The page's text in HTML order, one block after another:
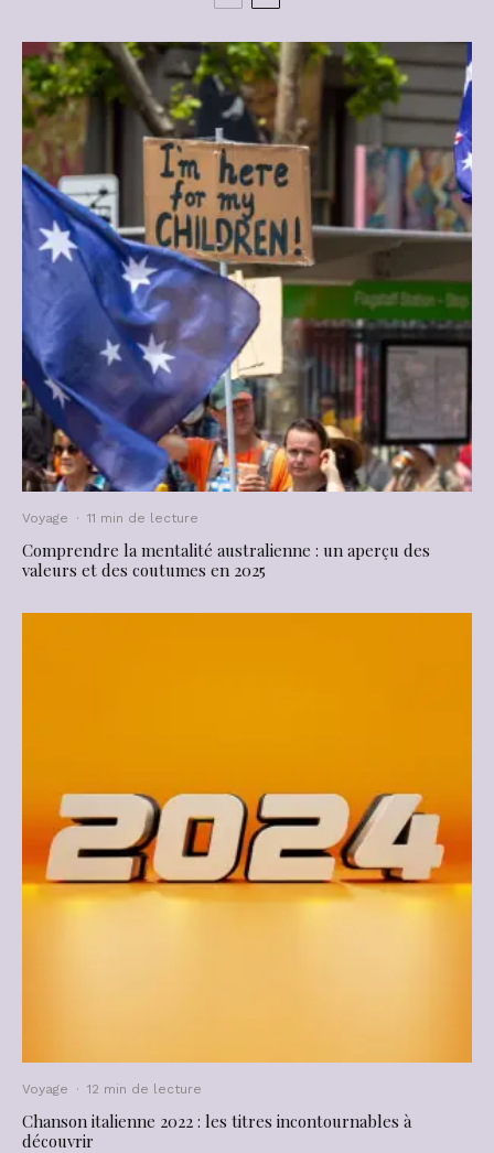
Voyage · 11 min de lecture
Comprendre la mentalité australienne : un aperçu des
valeurs et des coutumes en 2025
Voyage · 12 min de lecture
Chanson italienne 2022 : les titres incontournables à
découvrir